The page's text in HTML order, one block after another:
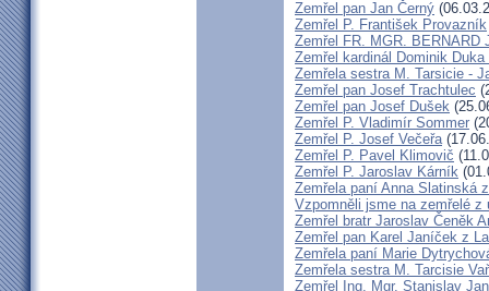
Zemřel pan Jan Černý
Zemřel P. František Provazník
Zemřel FR. MGR. BERNARD
Zemřel kardinál Dominik Duka
Zemřela sestra M. Tarsicie -
Zemřel pan Josef Trachtulec
Zemřel pan Josef Dušek
Zemřel P. Vladimír Sommer
Zemřel P. Josef Večeřa
Zemřel P. Pavel Klimovič
Zemřel P. Jaroslav Kárník
Zemřela paní Anna Slatinská
Vzpomněli jsme na zemřelé
Zemřel bratr Jaroslav Čeněk
Zemřel pan Karel Janíček z
Zemřela paní Marie
Zemřela sestra M. Tarcisie
Zemřel Ing. Mgr. Stanislav